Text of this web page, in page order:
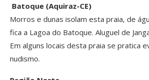
Batoque (Aquiraz-CE)
Morros e dunas isolam esta praia, de
fica a Lagoa do Batoque. Aluguel de
Em alguns locais desta praia se pratica
nudismo.